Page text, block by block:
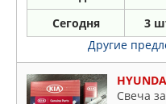
Сегодня 3
Другие
Свеча